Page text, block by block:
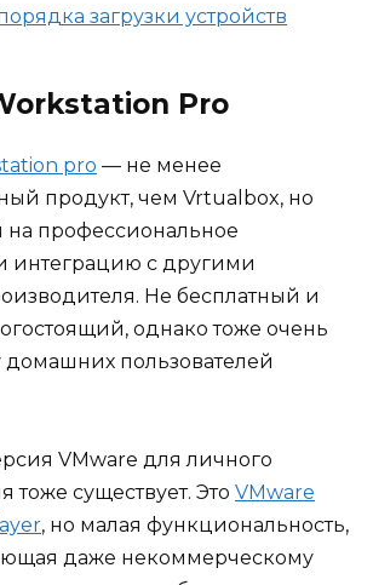
Pro
pro — не менее
продукт, чем Vrtualbox, но
на профессиональное
интеграцию с другими
Не бесплатный и
однако тоже очень
пользователей
VMware для личного
тоже существует. Это VMware
, но малая функциональность,
даже некоммерческому